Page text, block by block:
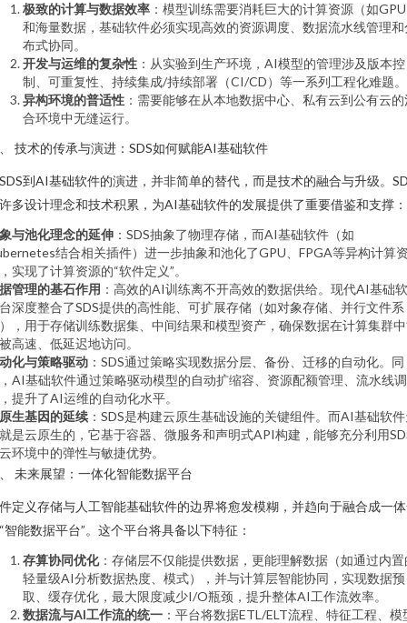
极致的计算与数据效率 ：模型训练需要消耗巨大的计算资源（如
和海量数据，基础软件必须实现高效的资源调度、数据流水线管理和
布式协同。
开发与运维的复杂性 ：从实验到生产环境，AI模型的管理涉及版本控
制、可重复性、持续集成/持续部署（CI/CD）等一系列工程化难题。
异构环境的普适性 ：需要能够在从本地数据中心、私有云到公有云
合环境中无缝运行。
技术的传承与演进：SDS如何赋能AI基础软件
到AI基础软件的演进，并非简单的替代，而是技术的融合与升级。
多设计理念和技术积累，为AI基础软件的发展提供了重要借鉴和支撑：
与池化理念的延伸 ：SDS抽象了物理存储，而AI基础软件（如
结合相关插件）进一步抽象和池化了GPU、FPGA等异构计算
实现了计算资源的“软件定义”。
管理的基石作用 ：高效的AI训练离不开高效的数据供给。现代AI基础
深度整合了SDS提供的高性能、可扩展存储（如对象存储、并行文件系
，用于存储训练数据集、中间结果和模型资产，确保数据在计算集群
高速、低延迟地访问。
化与策略驱动 ：SDS通过策略实现数据分层、备份、迁移的自动化。同
AI基础软件通过策略驱动模型的自动扩缩容、资源配额管理、流水线调
提升了AI运维的自动化水平。
生基因的延续 ：SDS是构建云原生基础设施的关键组件。而AI基础软
是云原生的，它基于容器、微服务和声明式API构建，能够充分利用
环境中的弹性与敏捷优势。
未来展望：一体化智能数据平台
定义存储与人工智能基础软件的边界将愈发模糊，并趋向于融合成一
智能数据平台”。这个平台将具备以下特征：
存算协同优化：存储层不仅能提供数据，更能理解数据（如通过内置
轻量级AI分析数据热度、模式），并与计算层智能协同，实现数据预
取、缓存优化，最大限度减少I/O瓶颈，提升整体AI工作流效率。
数据流与AI工作流的统一 ：平台将数据ETL/ELT流程、特征工程、模